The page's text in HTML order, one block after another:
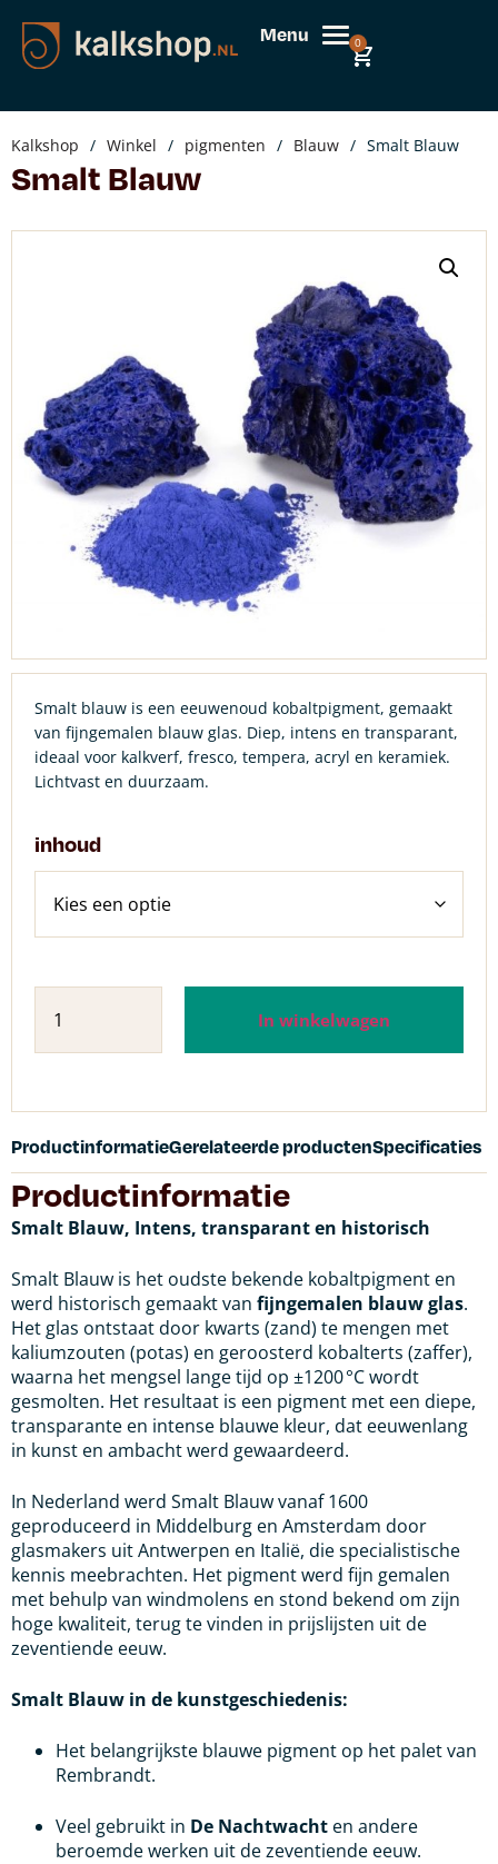
Menu 0
Kalkshop / Winkel / pigmenten / Blauw / Smalt Blauw
Smalt Blauw
Smalt blauw is een eeuwenoud kobaltpigment, gemaakt
van fijngemalen blauw glas. Diep, intens en transparant,
ideaal voor kalkverf, fresco, tempera, acryl en keramiek.
Lichtvast en duurzaam.
inhoud
In winkelwagen
ProductinformatieGerelateerde productenSpecificaties
Productinformatie
Smalt Blauw, Intens, transparant en historisch
Smalt Blauw is het oudste bekende kobaltpigment en
werd historisch gemaakt van fijngemalen blauw glas.
Het glas ontstaat door kwarts (zand) te mengen met
kaliumzouten (potas) en geroosterd kobalterts (zaffer),
waarna het mengsel lange tijd op ±1200 °C wordt
gesmolten. Het resultaat is een pigment met een diepe,
transparante en intense blauwe kleur, dat eeuwenlang
in kunst en ambacht werd gewaardeerd.
In Nederland werd Smalt Blauw vanaf 1600
geproduceerd in Middelburg en Amsterdam door
glasmakers uit Antwerpen en Italië, die specialistische
kennis meebrachten. Het pigment werd fijn gemalen
met behulp van windmolens en stond bekend om zijn
hoge kwaliteit, terug te vinden in prijslijsten uit de
zeventiende eeuw.
Smalt Blauw in de kunstgeschiedenis:
Het belangrijkste blauwe pigment op het palet van
Rembrandt.
Veel gebruikt in De Nachtwacht en andere
beroemde werken uit de zeventiende eeuw.